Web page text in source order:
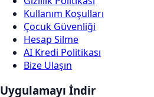
Kullanım Koşulları
Çocuk Güvenliği
Hesap Silme
AI Kredi Politikası
Bize Ulaşın
Uygulamayı İndir